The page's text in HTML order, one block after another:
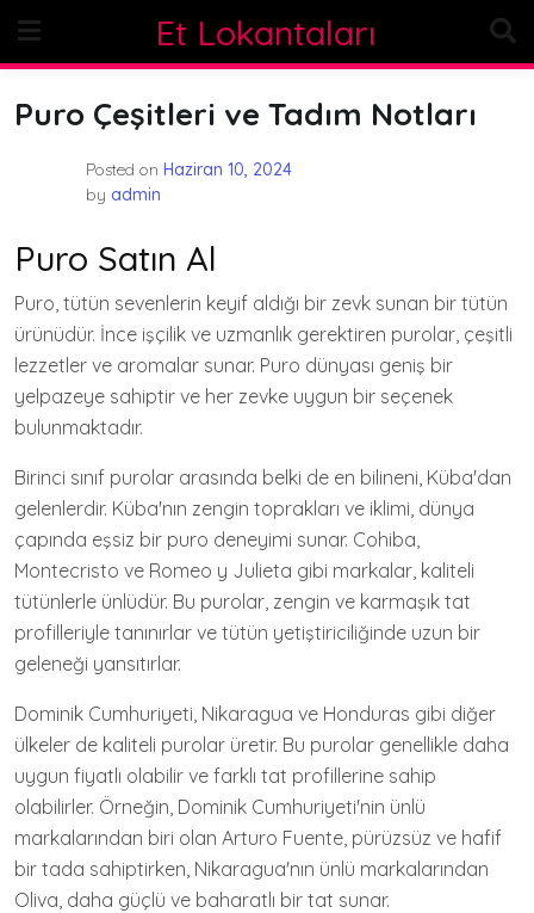
content
Et Lokantaları
Puro Çeşitleri ve Tadım Notları
Posted on Haziran 10, 2024
by admin
Puro Satın Al
Puro, tütün sevenlerin keyif aldığı bir zevk sunan bir tütün
ürünüdür. İnce işçilik ve uzmanlık gerektiren purolar, çeşitli
lezzetler ve aromalar sunar. Puro dünyası geniş bir
yelpazeye sahiptir ve her zevke uygun bir seçenek
bulunmaktadır.
Birinci sınıf purolar arasında belki de en bilineni, Küba'dan
gelenlerdir. Küba'nın zengin toprakları ve iklimi, dünya
çapında eşsiz bir puro deneyimi sunar. Cohiba,
Montecristo ve Romeo y Julieta gibi markalar, kaliteli
tütünlerle ünlüdür. Bu purolar, zengin ve karmaşık tat
profilleriyle tanınırlar ve tütün yetiştiriciliğinde uzun bir
geleneği yansıtırlar.
Dominik Cumhuriyeti, Nikaragua ve Honduras gibi diğer
ülkeler de kaliteli purolar üretir. Bu purolar genellikle daha
uygun fiyatlı olabilir ve farklı tat profillerine sahip
olabilirler. Örneğin, Dominik Cumhuriyeti'nin ünlü
markalarından biri olan Arturo Fuente, pürüzsüz ve hafif
bir tada sahiptirken, Nikaragua'nın ünlü markalarından
Oliva, daha güçlü ve baharatlı bir tat sunar.